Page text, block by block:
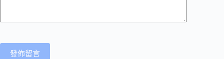
發佈留言